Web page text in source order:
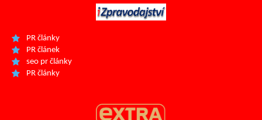
PR články
PR článek
seo pr články
PR články